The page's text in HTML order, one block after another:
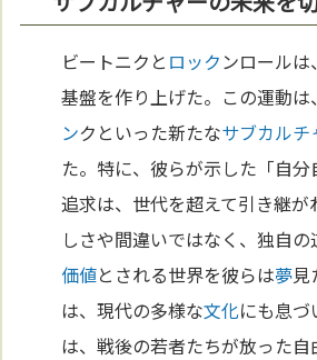
ビートニクと ロック ンロールは、
基盤を作り上げた。この運動は
ンクといった新たなサブカルチ
た。特に、彼らが示した「自
追求は、世代を超えて引き継
しさや間違いではなく、独自
価値とされる世界を彼らは夢
は、現代の多様な文化にも息
は、戦後の若者たちが放った